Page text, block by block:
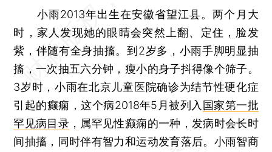
小雨2013年出生在安徽省望江县。两个月大
时，家人发现她的眼睛会突然上翻、定住，脸发
紫，伴随有全身抽搐。到2岁多，小雨手脚明显抽
搐，一次抽五六分钟，瘦小的身子抖得像个筛子。
3岁时，小雨在北京儿童医院确诊为结节性硬化症
引起的癫痫，这个病2018年5月被列入 国家第一批
罕见病目录 ，属罕见性癫痫的一种，发病时会长时
间抽搐，同时伴有智力和运动发育落后。小雨智商